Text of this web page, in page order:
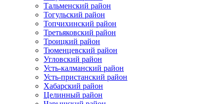
Тальменский район
Тогульский район
Топчихинский район
Третьяковский район
Троицкий район
Тюменцевский район
Угловский район
Усть-калманский район
Усть-пристанский район
Хабарский район
Целинный район